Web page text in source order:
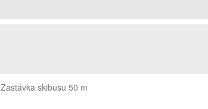
Zastávka skibusu 50 m